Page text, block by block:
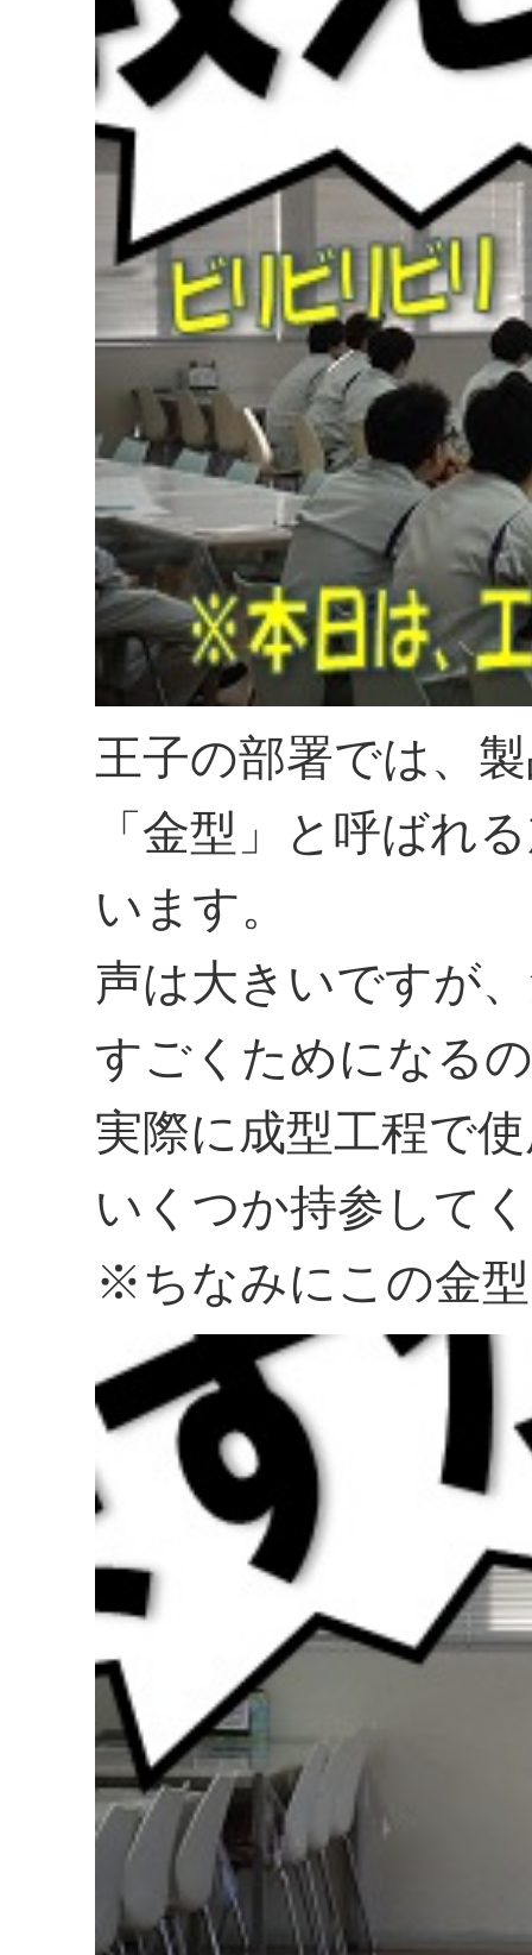
王子の部署では、
「金型」と呼ばれ
います。
声は大きいですが
すごくためになる
実際に成型工程で
いくつか持参して
※ちなみにこの金